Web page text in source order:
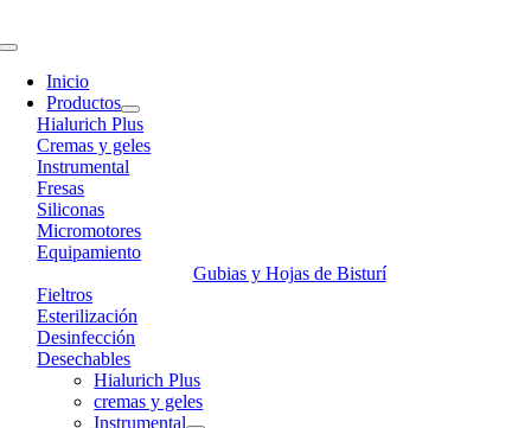
to
Toggle
Navigation
Inicio
Productos
Hialurich Plus
Cremas y geles
Instrumental
Fresas
Siliconas
Micromotores
Equipamiento
Gubias y Hojas de Bisturí
Fieltros
Esterilización
Desinfección
Desechables
Hialurich Plus
cremas y geles
Instrumental